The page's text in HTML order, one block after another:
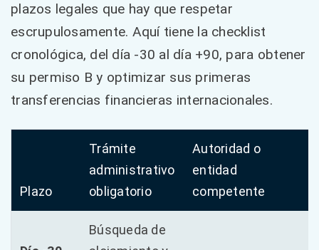
plazos legales que hay que respetar
escrupulosamente. Aquí tiene la checklist
cronológica, del día -30 al día +90, para obtener
su permiso B y optimizar sus primeras
transferencias financieras internacionales.
Plazo
Trámite
administrativo
obligatorio
Autoridad o
entidad
competente
Búsqueda de